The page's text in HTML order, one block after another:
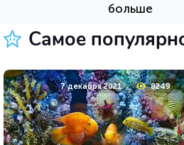
31 марта 2021 224019
больше
Самое
7 декабря 2021 8249